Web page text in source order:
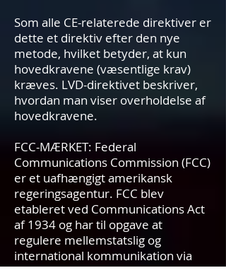
Som alle CE-relaterede direktiver er
dette et direktiv efter den nye
metode, hvilket betyder, at kun
hovedkravene (væsentlige krav)
kræves. LVD-direktivet beskriver,
hvordan man viser overholdelse af
hovedkravene.
FCC-MÆRKET: Federal
Communications Commission (FCC)
er et uafhængigt amerikansk
regeringsagentur. FCC blev
etableret ved Communications Act
af 1934 og har til opgave at
regulere mellemstatslig og
international kommunikation via
radio, tv, ledning, satellit og kabel.